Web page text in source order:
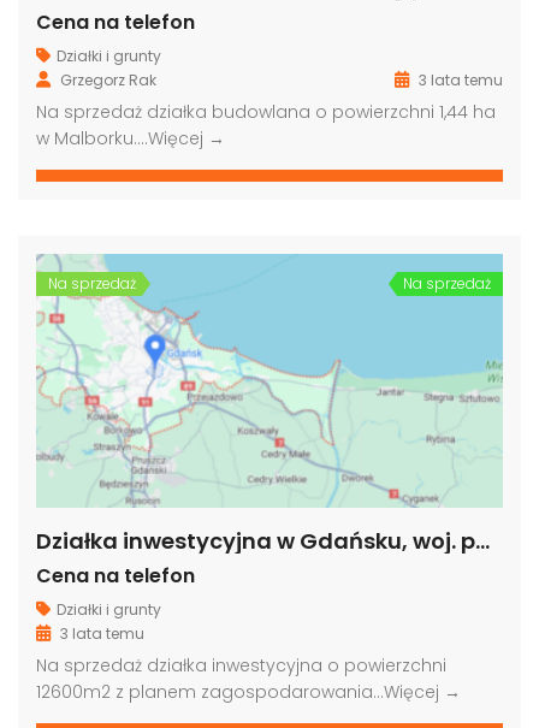
Cena na telefon
Działki i grunty
Grzegorz Rak
3 lata temu
Na sprzedaż działka budowlana o powierzchni 1,44 ha
w Malborku….Więcej →
Na sprzedaż Na sprzedaż
Działka inwestycyjna w Gdańsku, woj. pomorskie
Cena na telefon
Działki i grunty
3 lata temu
Na sprzedaż działka inwestycyjna o powierzchni
12600m2 z planem zagospodarowania…Więcej →
PLN 4,000,000 PLN